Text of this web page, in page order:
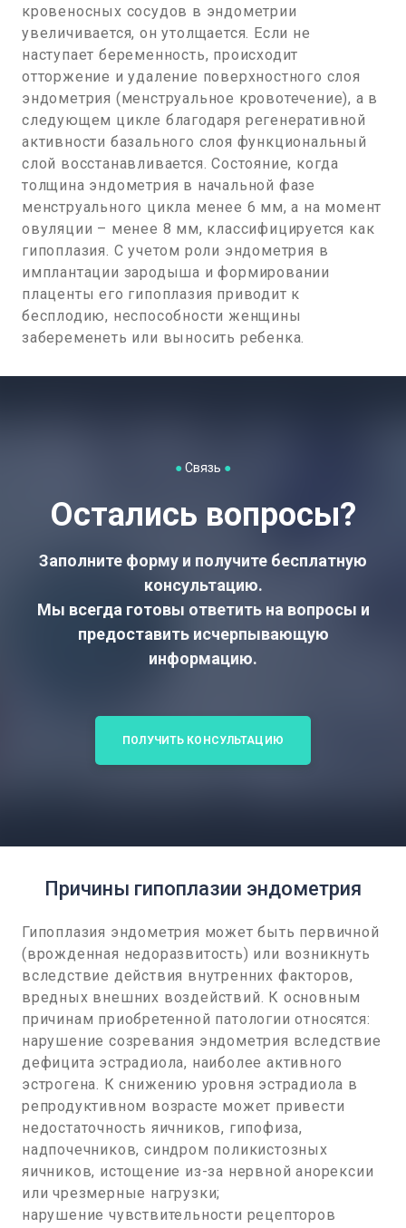
кровеносных сосудов в эндометрии
увеличивается, он утолщается. Если не
наступает беременность, происходит
отторжение и удаление поверхностного слоя
эндометрия (менструальное кровотечение), а в
следующем цикле благодаря регенеративной
активности базального слоя функциональный
слой восстанавливается. Состояние, когда
толщина эндометрия в начальной фазе
менструального цикла менее 6 мм, а на момент
овуляции – менее 8 мм, классифицируется как
гипоплазия. С учетом роли эндометрия в
имплантации зародыша и формировании
плаценты его гипоплазия приводит к
бесплодию, неспособности женщины
забеременеть или выносить ребенка.
● Связь ●
Остались вопросы?
Заполните форму и получите бесплатную
консультацию.
Мы всегда готовы ответить на вопросы и
предоставить исчерпывающую
информацию.
ПОЛУЧИТЬ КОНСУЛЬТАЦИЮ
Причины гипоплазии эндометрия
Гипоплазия эндометрия может быть первичной
(врожденная недоразвитость) или возникнуть
вследствие действия внутренних факторов,
вредных внешних воздействий. К основным
причинам приобретенной патологии относятся:
нарушение созревания эндометрия вследствие
дефицита эстрадиола, наиболее активного
эстрогена. К снижению уровня эстрадиола в
репродуктивном возрасте может привести
недостаточность яичников, гипофиза,
надпочечников, синдром поликистозных
яичников, истощение из-за нервной анорексии
или чрезмерные нагрузки;
нарушение чувствительности рецепторов